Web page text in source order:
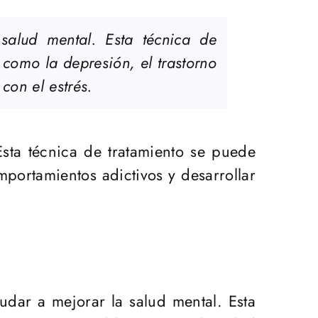
mental. Esta técnica de
la depresión, el trastorno
el estrés.
técnica de tratamiento se puede
adictivos y desarrollar
a mejorar la salud mental. Esta